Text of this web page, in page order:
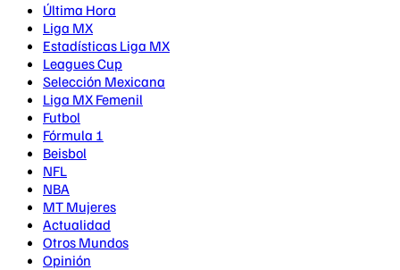
Última Hora
Liga MX
Estadísticas Liga MX
Leagues Cup
Selección Mexicana
Liga MX Femenil
Futbol
Fórmula 1
Beisbol
NFL
NBA
MT Mujeres
Actualidad
Otros Mundos
Opinión